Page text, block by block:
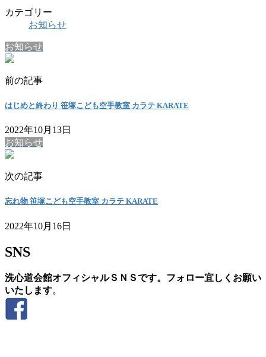
カテゴリー
お知らせ
お知らせ
前の記事
はじめと終わり 笹塚こども空手教室 カラテ KARATE
2022年10月13日
お知らせ
次の記事
忘れ物 笹塚こども空手教室 カラテ KARATE
2022年10月16日
SNS
洗心道会館オフィシャルＳＮＳです。フォロー宜しくお願い
いたします。